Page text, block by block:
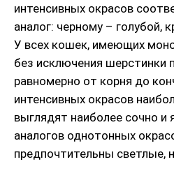
интенсивных окрасов
аналог: черному – голубой,
У всех кошек, имеющих
без исключения шерстинки
равномерно от корня до
интенсивных окрасов
выглядят наиболее сочно и
аналогов однотонных
предпочтительны светлые,